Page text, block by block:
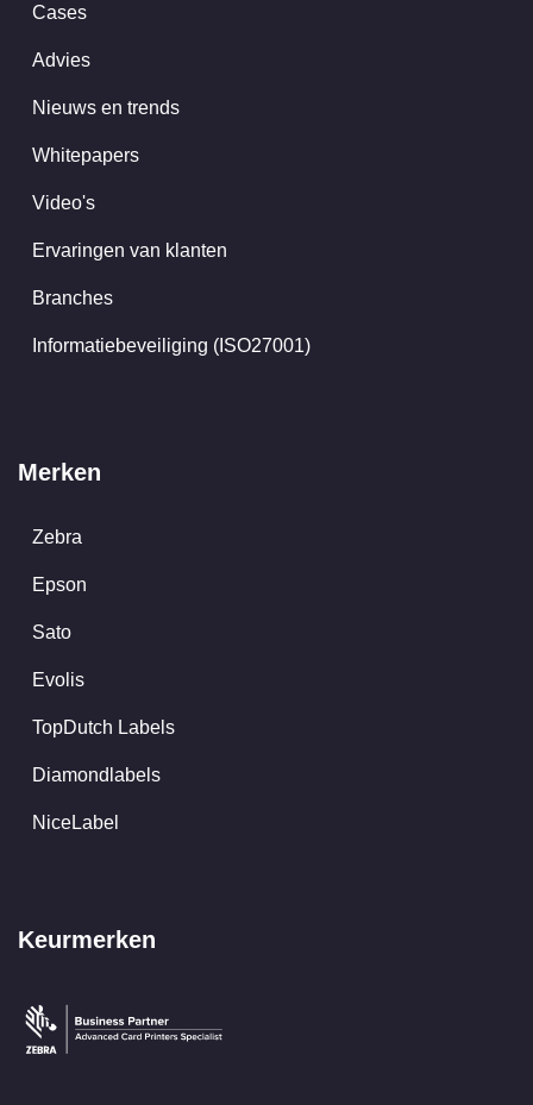
Cases
Advies
Nieuws en trends
Whitepapers
Video's
Ervaringen van klanten
Branches
Informatiebeveiliging (ISO27001)
Merken
Zebra
Epson
Sato
Evolis
TopDutch Labels
Diamondlabels
NiceLabel
Keurmerken